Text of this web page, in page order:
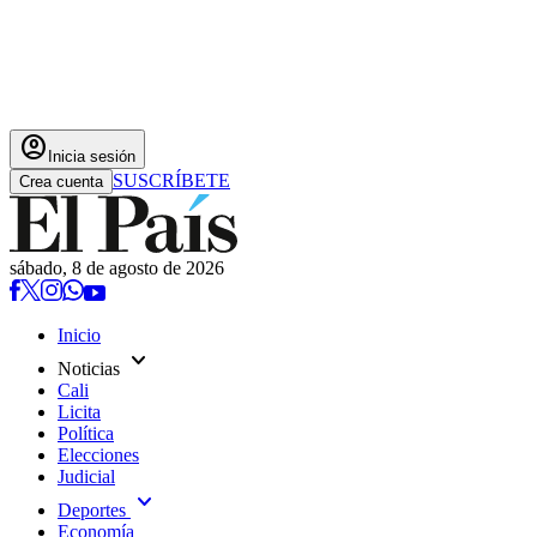
account_circle Inicia sesión
Crea cuenta SUSCRÍBETE
sábado, 8 de agosto de 2026
Inicio
Noticias expand_more
Cali
Licita
Política
Elecciones
Judicial
Deportes expand_more
Economía